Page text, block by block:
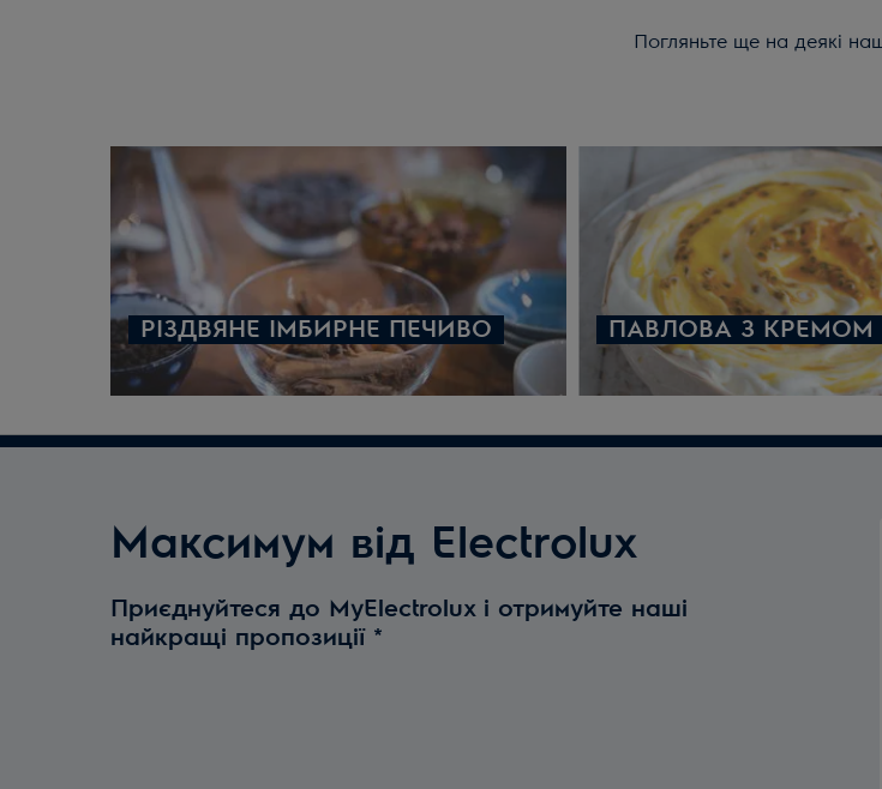
Погляньте ще на деякі
РІЗДВЯНЕ ІМБИРНЕ ПЕЧИВО ПАВЛОВА З КРЕМОМ
Максимум від Electrolux
Приєднуйтеся до MyElectrolux і отримуйте наші
найкращі пропозиції *